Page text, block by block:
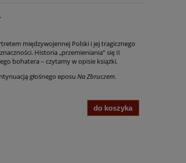
międzywojennej Polski i jej tragicznego
Historia „przemieniania” się II
bohatera – czytamy w opisie książki.
głośnego eposu Na Zbruczem.
do koszyka